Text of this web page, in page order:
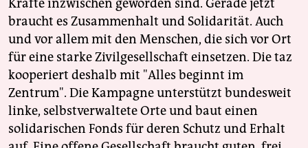
Kräfte inzwischen geworden sind. Gerade jetzt
braucht es Zusammenhalt und Solidarität. Auch
und vor allem mit den Menschen, die sich vor Ort
für eine starke Zivilgesellschaft einsetzen. Die taz
kooperiert deshalb mit "Alles beginnt im
Zentrum". Die Kampagne unterstützt bundesweit
linke, selbstverwaltete Orte und baut einen
solidarischen Fonds für deren Schutz und Erhalt